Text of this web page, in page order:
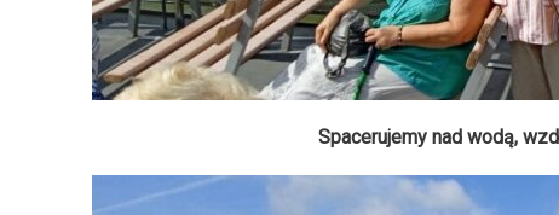
Spacerujemy nad wodą,